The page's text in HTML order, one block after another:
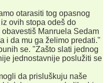
otarasiti tog opasnog
ovih stopa odeš do
Manruela Sedam
i da mu ga želimo predati."
se. "Zašto slati jednog
jednostavnije poslužiti se
da prisluškuju naše